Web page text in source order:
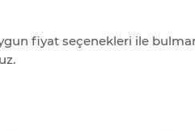
fiyat seçenekleri ile